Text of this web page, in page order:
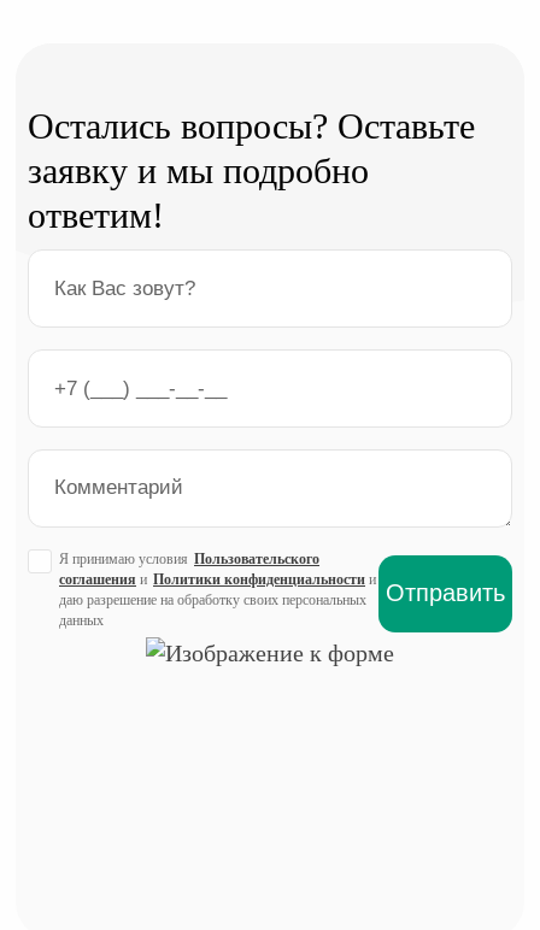
Остались вопросы? Оставьте
заявку и мы подробно
ответим!
Я принимаю условия Пользовательского
соглашения и Политики конфиденциальности и
даю разрешение на обработку своих персональных
данных